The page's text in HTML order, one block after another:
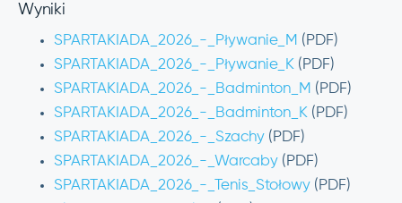
Wyniki
SPARTAKIADA_2026_-_Pływanie_M (PDF)
SPARTAKIADA_2026_-_Pływanie_K (PDF)
SPARTAKIADA_2026_-_Badminton_M (PDF)
SPARTAKIADA_2026_-_Badminton_K (PDF)
SPARTAKIADA_2026_-_Szachy (PDF)
SPARTAKIADA_2026_-_Warcaby (PDF)
SPARTAKIADA_2026_-_Tenis_Stołowy (PDF)